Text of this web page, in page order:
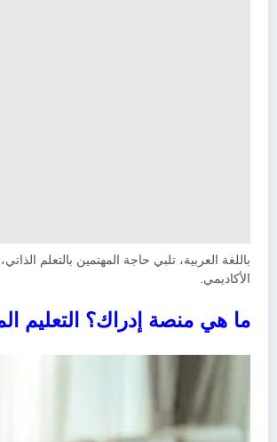
باللغة العربية، تلبي حاجة المهتمين بالتعلم
الأكاديمي.
ما هي منصة إدراك؟ التعليم